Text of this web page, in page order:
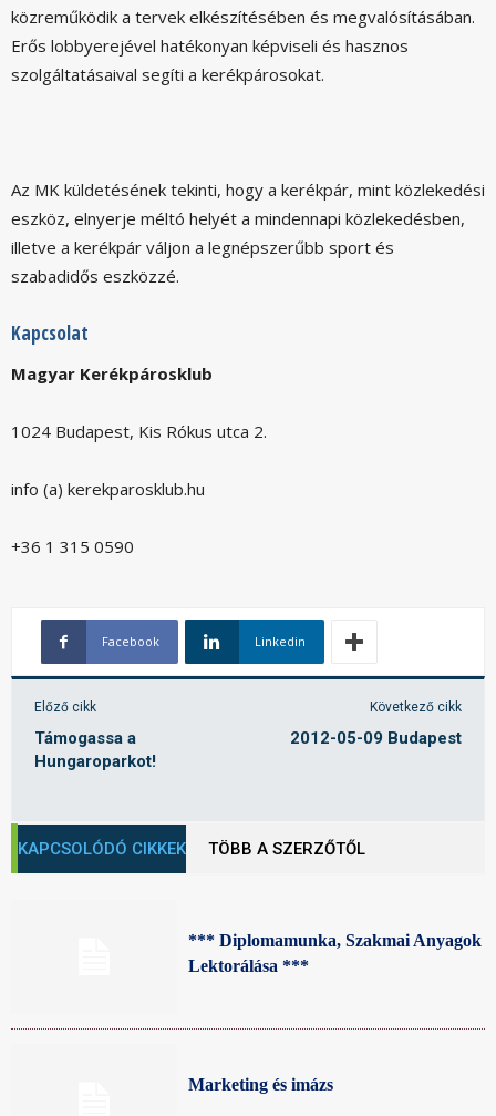
közreműködik a tervek elkészítésében és megvalósításában.
Erős lobbyerejével hatékonyan képviseli és hasznos
szolgáltatásaival segíti a kerékpárosokat.
Az MK küldetésének tekinti, hogy a kerékpár, mint közlekedési
eszköz, elnyerje méltó helyét a mindennapi közlekedésben,
illetve a kerékpár váljon a legnépszerűbb sport és
szabadidős eszközzé.
Kapcsolat
Magyar Kerékpárosklub
1024 Budapest, Kis Rókus utca 2.
info (a) kerekparosklub.hu
+36 1 315 0590
Facebook Linkedin
Előző cikk
Támogassa a
Hungaroparkot!
Következő cikk
2012-05-09 Budapest
KAPCSOLÓDÓ CIKKEK TÖBB A SZERZŐTŐL
*** Diplomamunka, Szakmai Anyagok
Lektorálása ***
Marketing és imázs